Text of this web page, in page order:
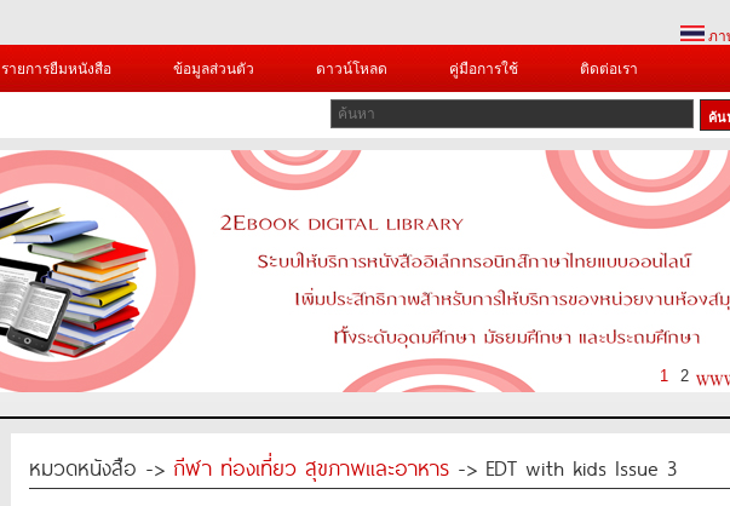
ภา
รายการยืมหนังสือ ข้อมูลส่วนตัว ดาวน์โหลด คู่มือการใช้ ติดต่อเรา
1 2
หมวดหนังสือ -> กีฬา ท่องเที่ยว สุขภาพและอาหาร -> EDT with kids Issue 3